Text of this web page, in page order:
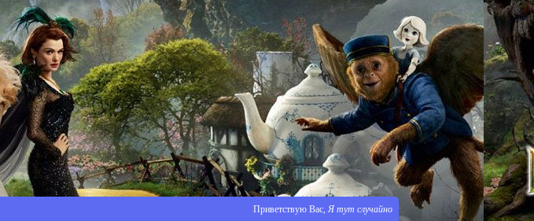
Приветствую Вас, Я тут случайно